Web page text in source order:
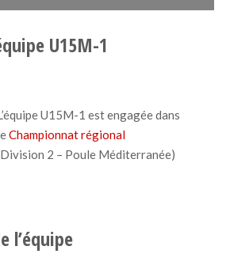
U15M-1
U15M-1 est engagée dans
Championnat régional
2 – Poule Méditerranée)
l’équipe